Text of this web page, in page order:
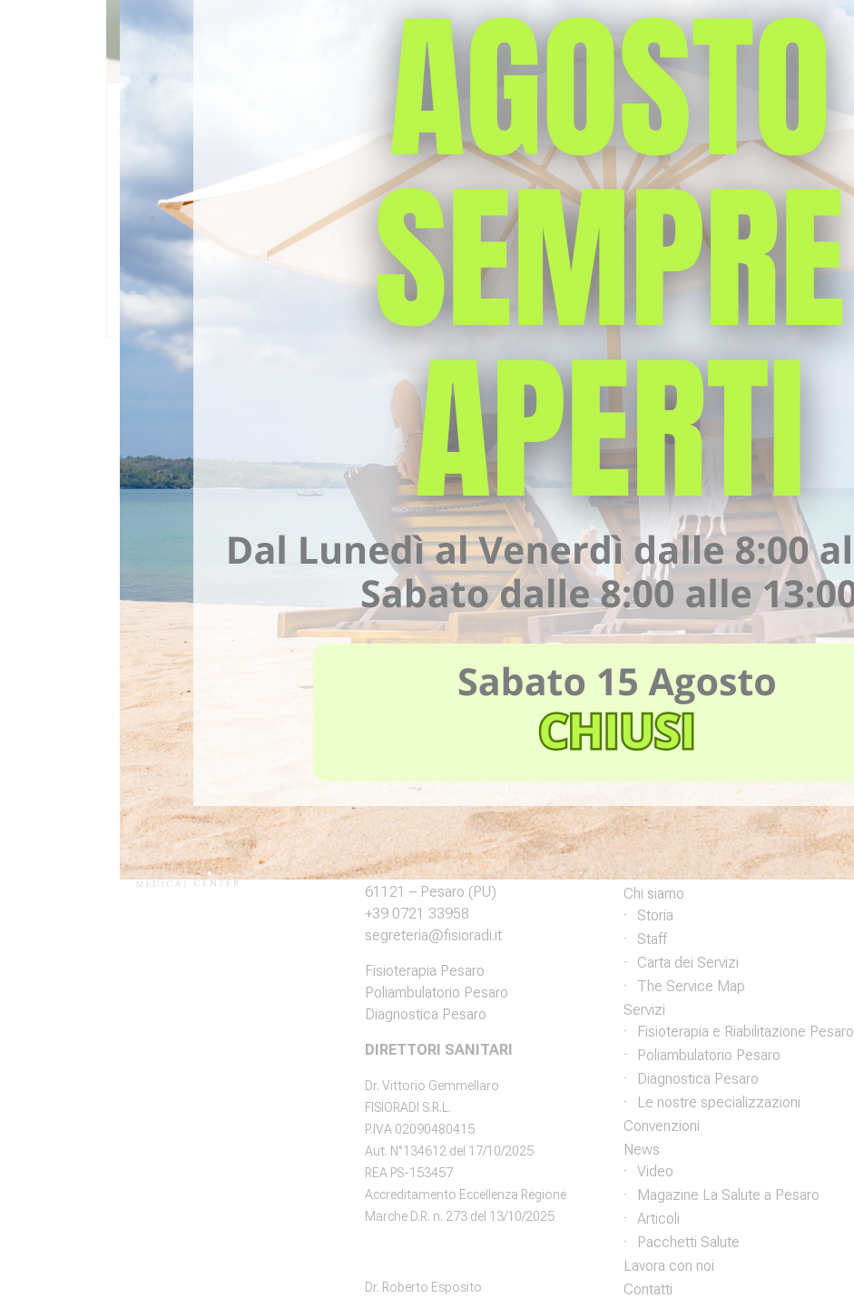
12 Agosto 2020
Le terapie per l’edema della spongiosa ossea
L’edema di una struttura ossea si distingue per la presenza di un deposito inusuale di liquido nelle ossa, dotate
di midollo osseo. È molto frequente che questo problema si presenti sulle ossa più lunghe del nostro corpo
come quelle delle gambe o delle braccia. Tale problematica è solitamente cagionata da traumi, osteoartrite,
osteonecrosi, eventi traumatici…
Fisioradi Medical Center
Via Lambro, 15
61121 – Pesaro (PU)
+39 0721 33958
segreteria@fisioradi.it
Fisioterapia Pesaro
Poliambulatorio Pesaro
Diagnostica Pesaro
DIRETTORI SANITARI
Dr. Vittorio Gemmellaro
FISIORADI S.R.L.
P.IVA 02090480415
Aut. N°134612 del 17/10/2025
REA PS-153457
Accreditamento Eccellenza Regione
Marche D.R. n. 273 del 13/10/2025
Dr. Roberto Esposito
Menù
Home
Chi siamo
Storia
Staff
Carta dei Servizi
The Service Map
Servizi
Fisioterapia e Riabilitazione Pesaro
Poliambulatorio Pesaro
Diagnostica Pesaro
Le nostre specializzazioni
Convenzioni
News
Video
Magazine La Salute a Pesaro
Articoli
Pacchetti Salute
Lavora con noi
Contatti